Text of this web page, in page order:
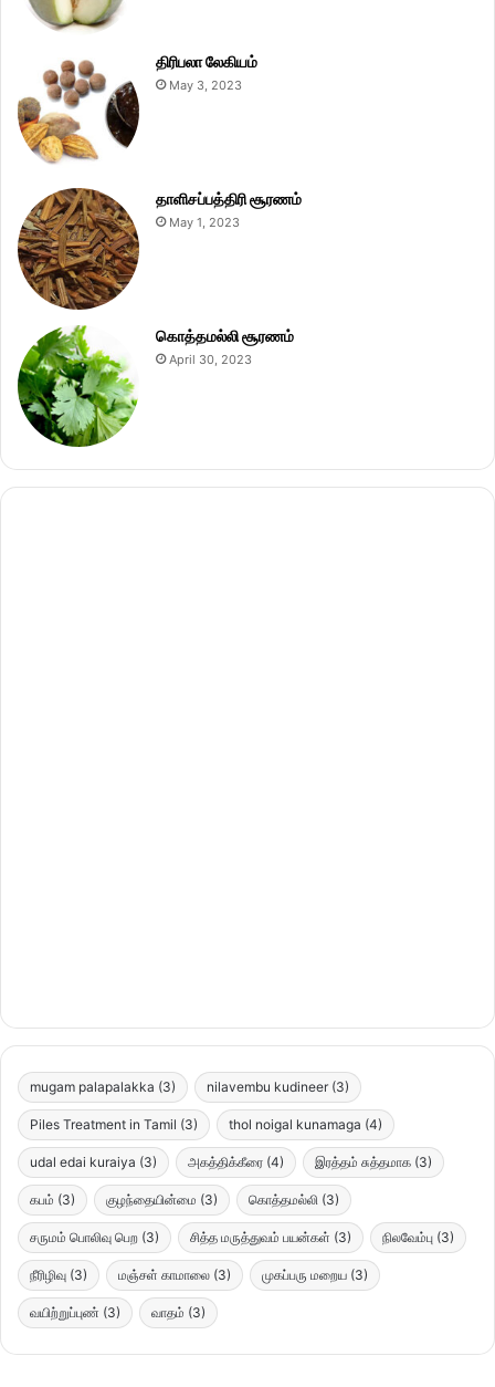
திரிபலா லேகியம்
May 3, 2023
தாளிசப்பத்திரி சூரணம்
May 1, 2023
கொத்தமல்லி சூரணம்
April 30, 2023
mugam palapalakka (3) nilavembu kudineer (3)
Piles Treatment in Tamil (3) thol noigal kunamaga (4)
udal edai kuraiya (3) அகத்திக்கீரை (4) இரத்தம் சுத்தமாக (3)
கபம் (3) குழந்தையின்மை (3) கொத்தமல்லி (3)
சருமம் பொலிவு பெற (3) சித்த மருத்துவம் பயன்கள் (3) நிலவேம்பு (3)
நீரிழிவு (3) மஞ்சள் காமாலை (3) முகப்பரு மறைய (3)
வயிற்றுப்புண் (3) வாதம் (3)